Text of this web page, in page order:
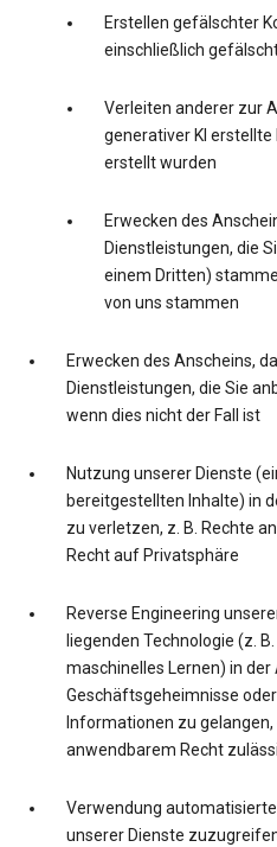
Erstellen gefälschter
einschließlich
Verleiten anderer zur
generativer KI
erstellt wurden
Erwecken des
Dienstleistungen, die
einem Dritten)
von uns stammen
Erwecken des Anscheins,
Dienstleistungen, die Sie
wenn dies nicht der Fall ist
Nutzung unserer Dienste
bereitgestellten Inhalte) in
zu verletzen, z. B. Rechte
Recht auf Privatsphäre
Reverse Engineering
liegenden Technologie (z.
maschinelles Lernen) in
Geschäftsgeheimnisse
Informationen zu gelangen,
anwendbarem Recht
Verwendung
unserer Dienste